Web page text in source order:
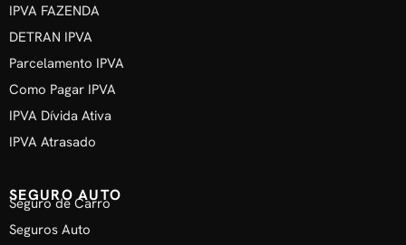
IPVA FAZENDA
DETRAN IPVA
Parcelamento IPVA
Como Pagar IPVA
IPVA Dívida Ativa
IPVA Atrasado
SEGURO AUTO
Seguro de Carro
Seguros Auto